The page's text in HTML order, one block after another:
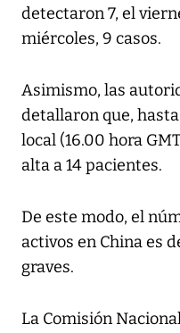
detectaron 7, el
miércoles, 9 casos.
Asimismo, las
detallaron que,
local (16.00 hora
alta a 14 pacientes.
De este modo, el
activos en China es
graves.
La Comisión